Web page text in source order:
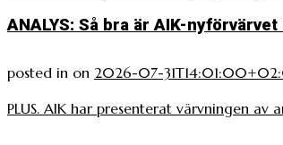
ANALYS: Så bra är AIK-
posted in on 2026-07-
PLUS. AIK har presenterat värvningen av